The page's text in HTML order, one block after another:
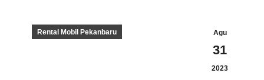
Agu
31
2023
Rental Mobil Pekanbaru